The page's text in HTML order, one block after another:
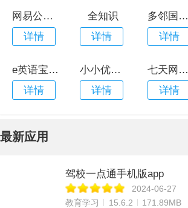
网易公开课app安卓版
详情
全知识
详情
多邻国安卓版
详情
e英语宝最新版本
详情
小小优趣app
详情
七天网络手机app
详情
最新应用
驾校一点通手机版app
2024-06-27
教育学习
15.6.2 171.89MB